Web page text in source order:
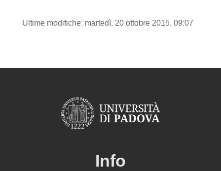
Ultime modifiche: martedì, 20 ottobre 2015, 09:07
Info